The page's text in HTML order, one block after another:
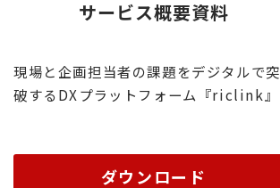
サービス概要資料
現場と企画担当者の課題をデジタルで突
破するDXプラットフォーム『riclink』
ダウンロード